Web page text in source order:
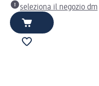
seleziona il negozio dm